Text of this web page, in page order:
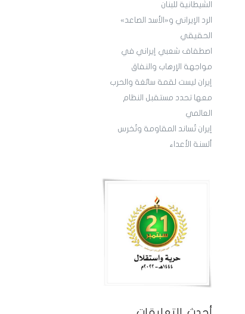
الشيطانية للبنان
الرد الإيراني و«الأسد الصاعد»
الحقيقي
اصطفاف شعبي إيراني في
مواجهة الإرهاب والنفاق
إيران ليست لقمة سائغة والحرب
معها تحدد مستقبل النظام
العالمي
إيران تُساند المقاومة وتُخرس
ألسنة الأعداء